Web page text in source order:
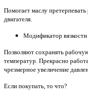
Помогает маслу
двигателя.
Модификатор вязкости
Позволяют сохранять
температур. Прекрасно
чрезмерное увеличение
Если покупать, то что?